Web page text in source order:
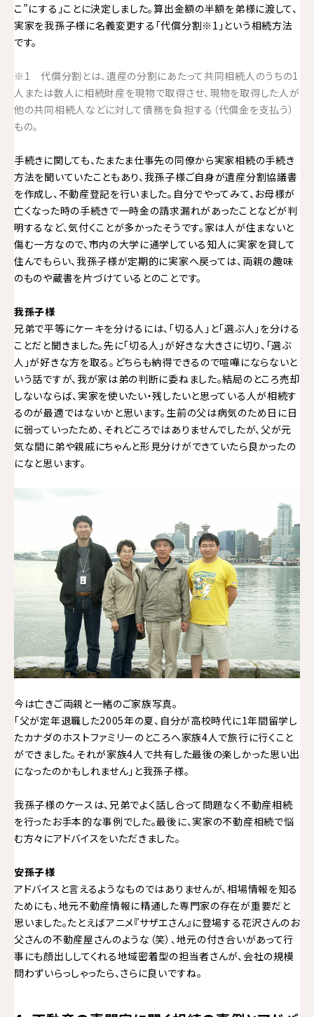
こ”にする」ことに決定しました。算出金額の半額を弟様に渡して、
実家を我孫子様に名義変更する「代償分割※1」という相続方法
です。
※1 代償分割とは、遺産の分割にあたって共同相続人のうちの1
人または数人に相続財産を現物で取得させ、現物を取得した人が
他の共同相続人などに対して債務を負担する（代償金を支払う）
もの。
手続きに関しても、たまたま仕事先の同僚から実家相続の手続き
方法を聞いていたこともあり、我孫子様ご自身が遺産分割協議書
を作成し、不動産登記を行いました。自分でやってみて、お母様が
亡くなった時の手続きで一時金の請求漏れがあったことなどが判
明するなど、気付くことが多かったそうです。家は人が住まないと
傷む一方なので、市内の大学に通学している知人に実家を貸して
住んでもらい、我孫子様が定期的に実家へ戻っては、両親の趣味
のものや蔵書を片づけているとのことです。
我孫子様
兄弟で平等にケーキを分けるには、「切る人」と「選ぶ人」を分ける
ことだと聞きました。先に「切る人」が好きな大きさに切り、「選ぶ
人」が好きな方を取る。どちらも納得できるので喧嘩にならないと
いう話ですが、我が家は弟の判断に委ねました。結局のところ売却
しないならば、実家を使いたい・残したいと思っている人が相続す
るのが最適ではないかと思います。生前の父は病気のため日に日
に弱っていったため、それどころではありませんでしたが、父が元
気な間に弟や親戚にちゃんと形見分けができていたら良かったの
になと思います。
今は亡きご両親と一緒のご家族写真。
「父が定年退職した2005年の夏、自分が高校時代に1年間留学し
たカナダのホストファミリーのところへ家族4人で旅行に行くこと
ができました。それが家族4人で共有した最後の楽しかった思い出
になったのかもしれません」と我孫子様。
我孫子様のケースは、兄弟でよく話し合って問題なく不動産相続
を行ったお手本的な事例でした。最後に、実家の不動産相続で悩
む方々にアドバイスをいただきました。
安孫子様
アドバイスと言えるようなものではありませんが、相場情報を知る
ためにも、地元不動産情報に精通した専門家の存在が重要だと
思いました。たとえばアニメ『サザエさん』に登場する花沢さんのお
父さんの不動産屋さんのような（笑）、地元の付き合いがあって行
事にも顔出ししてくれる地域密着型の担当者さんが、会社の規模
問わずいらっしゃったら、さらに良いですね。